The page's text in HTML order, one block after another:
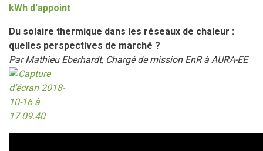
kWh d'appoint
Du solaire thermique dans les réseaux de chaleur :
quelles perspectives de marché ?
Par Mathieu Eberhardt, Chargé de mission EnR à AURA-EE